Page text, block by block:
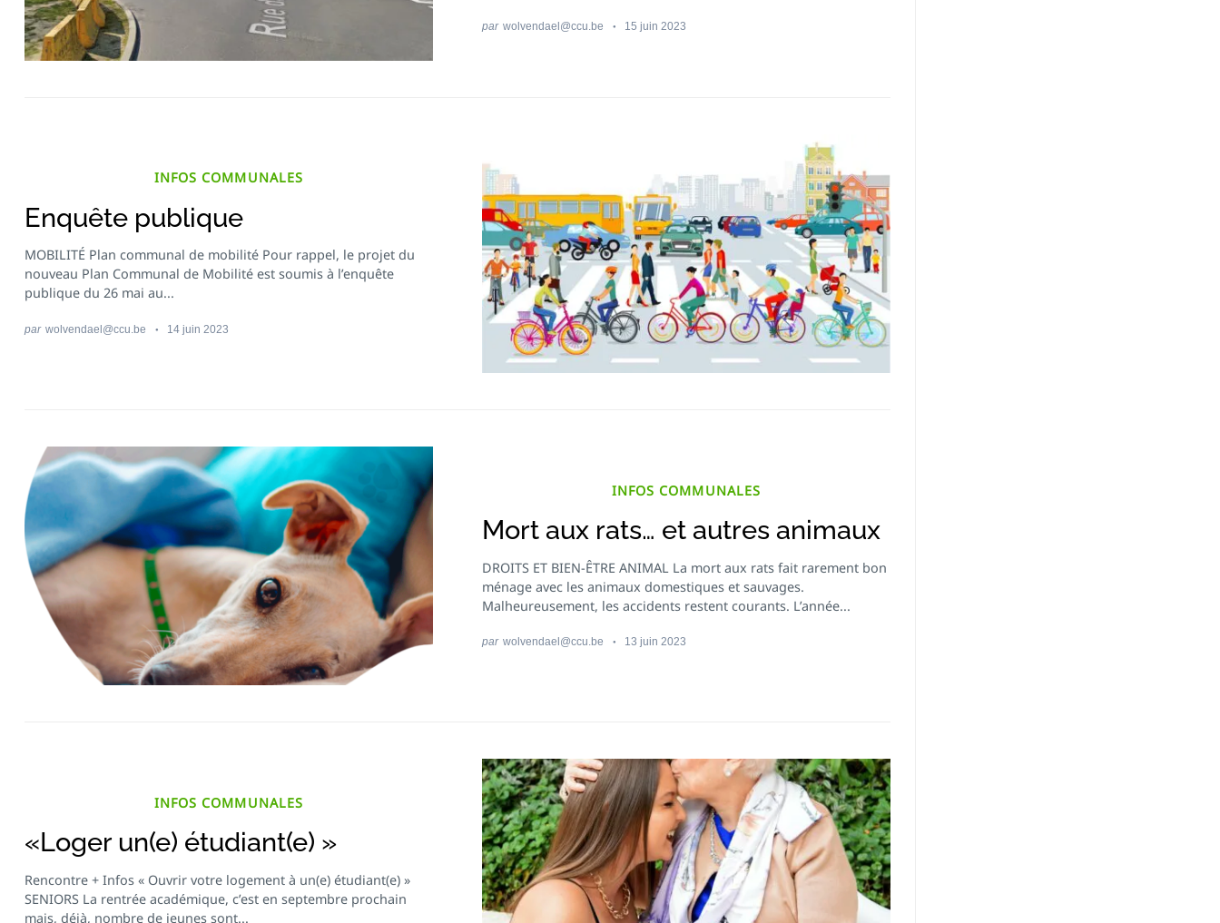
par wolvendael@ccu.be 15 juin 2023
INFOS COMMUNALES
Enquête publique
MOBILITÉ Plan communal de mobilité Pour rappel, le projet du
nouveau Plan Communal de Mobilité est soumis à l’enquête
publique du 26 mai au...
par wolvendael@ccu.be 14 juin 2023
INFOS COMMUNALES
Mort aux rats… et autres animaux
DROITS ET BIEN-ÊTRE ANIMAL La mort aux rats fait rarement bon
ménage avec les animaux domestiques et sauvages.
Malheureusement, les accidents restent courants. L’année...
par wolvendael@ccu.be 13 juin 2023
INFOS COMMUNALES
«Loger un(e) étudiant(e) »
Rencontre + Infos « Ouvrir votre logement à un(e) étudiant(e) »
SENIORS La rentrée académique, c’est en septembre prochain
mais, déjà, nombre de jeunes sont...